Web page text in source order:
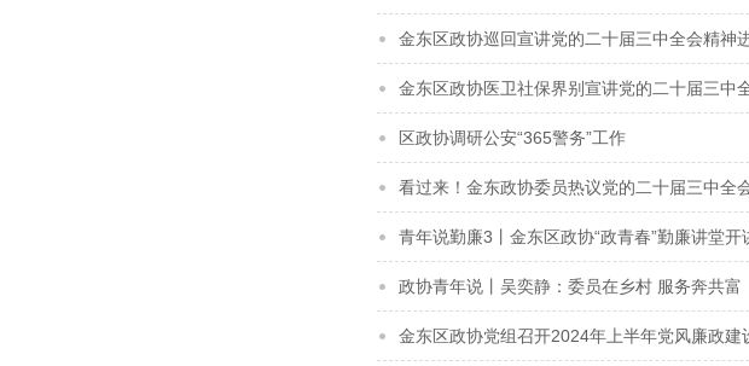
金东区政协巡回宣讲党的二十届三中全会精神
金东区政协医卫社保界别宣讲党的二十届三中
区政协调研公安“365警务”工作
看过来！金东政协委员热议党的二十届三中全
青年说勤廉3丨金东区政协“政青春”勤廉讲堂开
政协青年说丨吴奕静：委员在乡村 服务奔共富
金东区政协党组召开2024年上半年党风廉政建